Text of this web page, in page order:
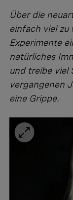
Über die
einfach viel zu
Experimente
natürliches
und treibe viel
vergangenen
eine Grippe.